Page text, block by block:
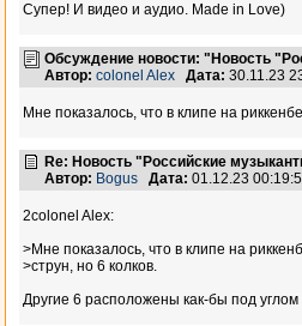
Супер! И видео и аудио. Made in Love)
Обсуждение новости: "Новость
Автор: colonel Alex Дата: 30.11.23
Мне показалось, что в клипе на
Re: Новость "Российские
Автор: Bogus Дата: 01.12.23
2colonel Alex:
>Мне показалось, что в клипе на
>струн, но 6 колков.
Другие 6 расположены как-бы под углом